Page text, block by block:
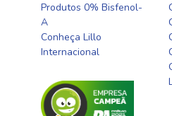
Produtos 0% Bisfenol-
A
Conheça Lillo
Internacional